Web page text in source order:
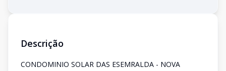
Descrição
CONDOMINIO SOLAR DAS ESEMRALDA - NOVA